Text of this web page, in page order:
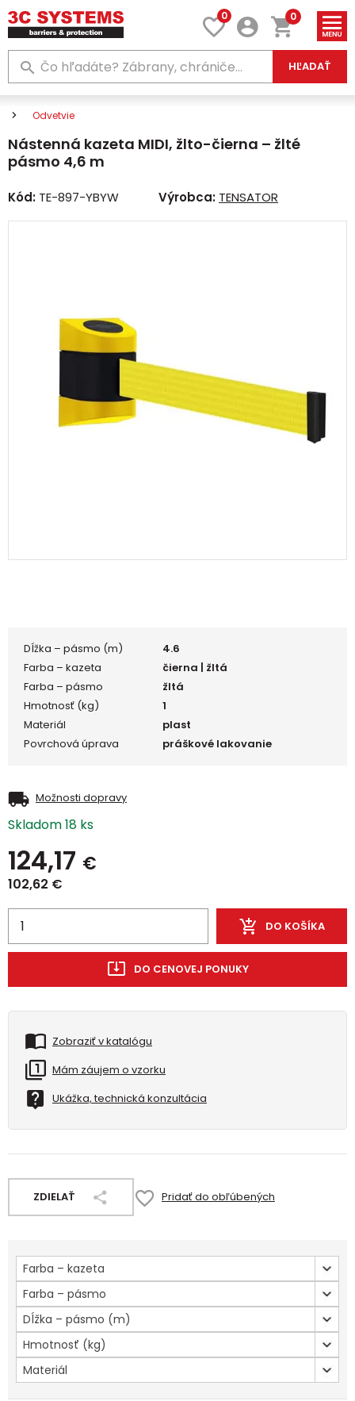
0
HĽADAŤ
0
Odvetvie
Nástenná kazeta MIDI, žlto-čierna – žlté
pásmo 4,6 m
Kód: TE-897-YBYW Výrobca: TENSATOR
Dĺžka – pásmo (m)
4.6
Farba – kazeta
čierna | žltá
Farba – pásmo
žltá
Hmotnosť (kg)
1
Materiál
plast
Povrchová úprava
práškové lakovanie
Možnosti dopravy
Skladom 18 ks
124,17 €
102,62 €
DO KOŠÍKA
DO CENOVEJ PONUKY
Zobraziť v katalógu
Mám záujem o vzorku
Ukážka, technická konzultácia
ZDIELAŤ Pridať do obľúbených
Farba – kazeta
Farba – pásmo
Dĺžka – pásmo (m)
Hmotnosť (kg)
Materiál